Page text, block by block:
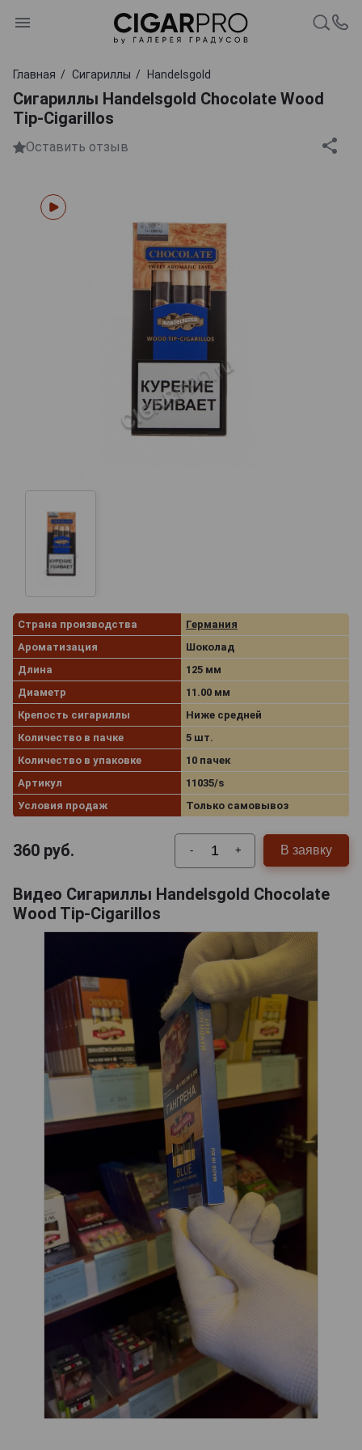
Главная Сигариллы Handelsgold
Сигариллы Handelsgold Chocolate Wood
Tip-Cigarillos
Оставить отзыв
Страна производства
Германия
Ароматизация
Шоколад
Длина
125 мм
Диаметр
11.00 мм
Крепость сигариллы
Ниже средней
Количество в пачке
5 шт.
Количество в упаковке
10 пачек
Артикул
11035/s
Условия продаж
Только самовывоз
360 руб. - + В заявку
Видео Сигариллы Handelsgold Chocolate
Wood Tip-Cigarillos